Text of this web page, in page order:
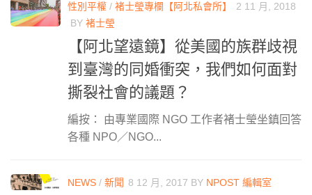
性別平權 / 褚士瑩專欄【阿北私會所】
2 11 月, 2018
BY 褚士瑩
【阿北望遠鏡】從美國的族群歧視
到臺灣的同婚衝突，我們如何面對
撕裂社會的議題？
編按： 由專業國際 NGO 工作者褚士瑩坐鎮回答
各種 NPO／NGO...
NEWS / 新聞 8 12 月, 2017 BY NPOST 編輯室